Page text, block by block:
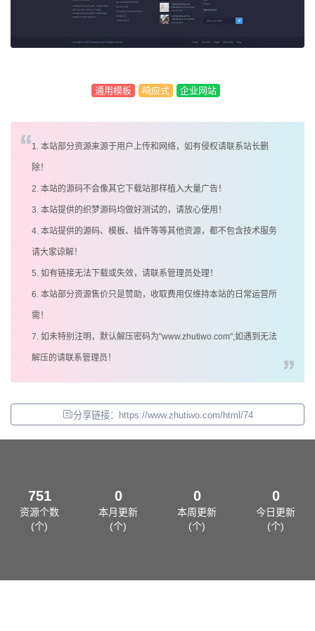
通用模板 响应式 企业网站
1. 本站部分资源来源于用户上传和网络，如有侵权请联系站长删
除！
2. 本站的源码不会像其它下载站那样植入大量广告！
3. 本站提供的织梦源码均做好测试的，请放心使用！
4. 本站提供的源码、模板、插件等等其他资源，都不包含技术服务
请大家谅解！
5. 如有链接无法下载或失效，请联系管理员处理！
6. 本站部分资源售价只是赞助，收取费用仅维持本站的日常运营所
需！
7. 如未特别注明，默认解压密码为"www.zhutiwo.com",如遇到无法
解压的请联系管理员！
分享链接：https://www.zhutiwo.com/html/74
751
资源个数
(个)
0
本月更新
(个)
0
本周更新
(个)
0
今日更新
(个)